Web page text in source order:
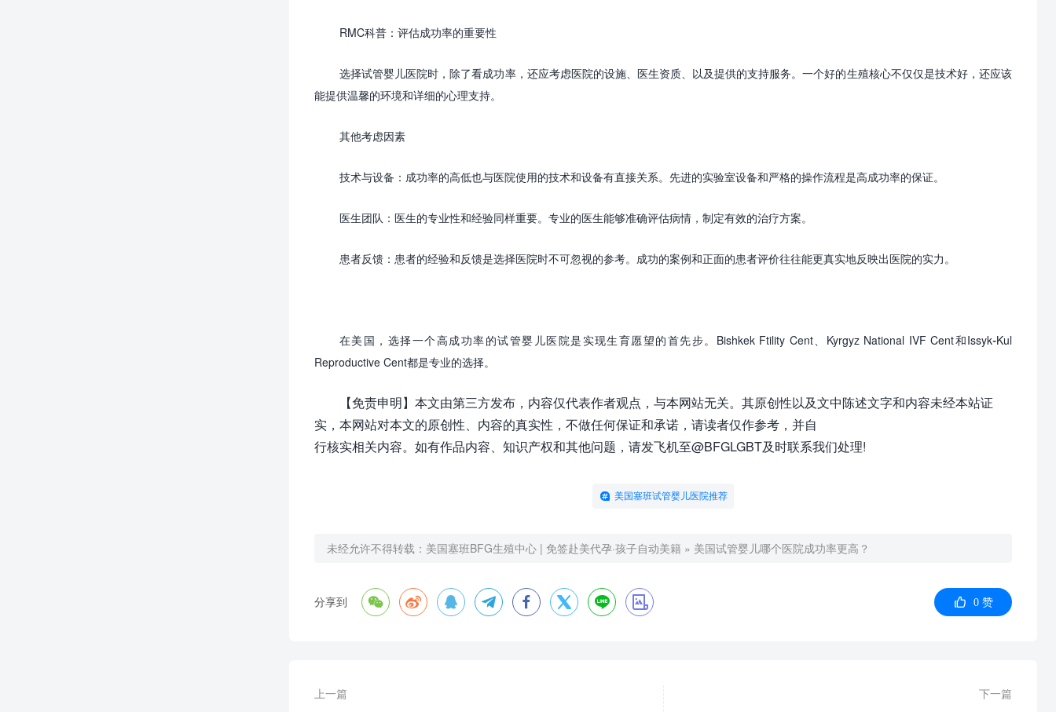
RMC科普： 评估成功率的重要性
选择试管婴儿医院时，除了看成功率，还应考虑医院的设施、医生资质、以及提供的支持服务。一个好的生殖核心不仅仅是技术好，还应该
能提供温馨的环境和详细的心理支持。
其他考虑因素
技术与设备 ：成功率的高低也与医院使用的技术和设备有直接关系。先进的实验室设备和严格的操作流程是高成功率的保证。
医生团队 ：医生的专业性和经验同样重要。专业的医生能够准确评估病情，制定有效的治疗方案。
患者反馈 ：患者的经验和反馈是选择医院时不可忽视的参考。成功的案例和正面的患者评价往往能更真实地反映出医院的实力。
在美国，选择一个高成功率的试管婴儿医院是实现生育愿望的首先步。 Bishkek Ftility Cent、 Kyrgyz National IVF Cent和Issyk-Kul
Reproductive Cent都是专业的选择。
【免责申明】本文由第三方发布，内容仅代表作者观点，与本网站无关。其原创性以及文中陈述文字和内容未经本站证
实，本网站对本文的原创性、内容的真实性，不做任何保证和承诺，请读者仅作参考，并自
行核实相关内容。如有作品内容、知识产权和其他问题，请发飞机至@BFGLGBT及时联系我们处理!
美国塞班试管婴儿医院推荐
未经允许不得转载： 美国塞班BFG生殖中心 | 免签赴美代孕·孩子自动美籍 » 美国试管婴儿哪个医院成功率更高？
分享到          0 赞
上一篇
下一篇